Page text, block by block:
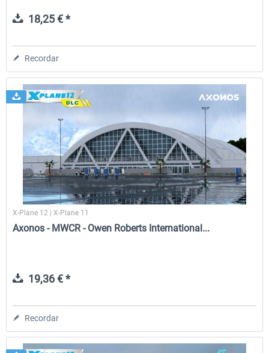
18,25 € *
Recordar
X-Plane 12 | X-Plane 11
Axonos - MWCR - Owen Roberts International...
19,36 € *
Recordar